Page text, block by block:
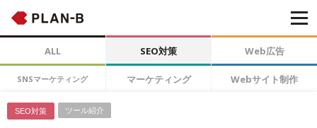
ALL SEO対策 Web広告
SNSマーケティング マーケティング Webサイト制作
SEO対策 ツール紹介